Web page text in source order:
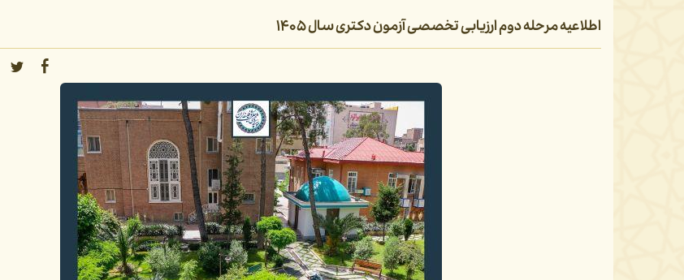
اطلاعیه مرحله دوم ارزیابی تخصصی آزمون دکتری سال ۱۴۰۵